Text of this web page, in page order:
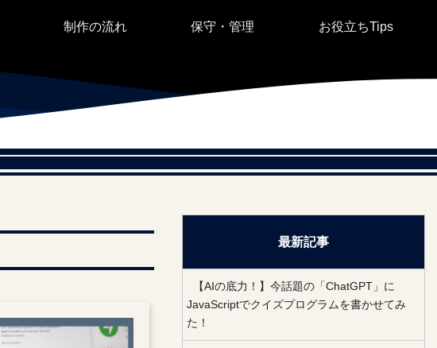
制作の流れ 保守・管理 お役立ちTips
最新記事
【AIの底力！】今話題の「ChatGPT」に
JavaScriptでクイズプログラムを書かせてみ
た！